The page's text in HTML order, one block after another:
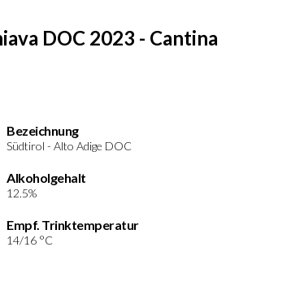
DOC 2023 - Cantina
Bezeichnung
Südtirol - Alto Adige DOC
Alkoholgehalt
12.5%
Empf. Trinktemperatur
14/16 °C